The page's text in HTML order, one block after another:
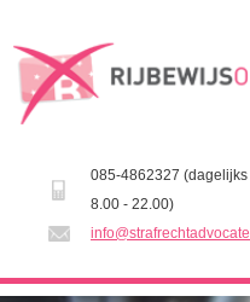
085-4862327 (dagelijks
8.00 - 22.00)